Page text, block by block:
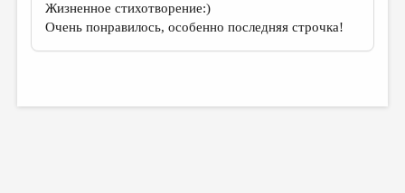
КУЛЬТУРОВЕДЕНИЕ
ПУБЛИЦИСТИКА
Жизненное стихотворение:)
Очень понравилось, особенно последняя строчка!